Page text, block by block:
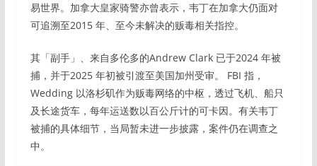
易世界。加拿大皇家骑警亦曾表示，韦丁在加拿大仍面对
可追溯至2015 年、至今未解决的贩毒相关指控。
其「副手」、来自多伦多的Andrew Clark 已于2024 年被
捕，并于2025 年初被引渡至美国加州受审。 FBI 指，
Wedding 以洛杉矶作为贩毒网络的中枢，透过飞机、船只
及长途货车，每年运送数以百公斤计的可卡因。有关韦丁
被捕的具体细节，当局暂未进一步披露，案件仍在调查之
中。